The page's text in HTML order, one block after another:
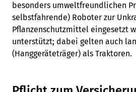
besonders umweltfreundlichen
selbstfahrende) Roboter zur
Pflanzenschutzmittel eingesetzt
unterstützt; dabei gelten auch
(Hanggeräteträger) als Traktoren.